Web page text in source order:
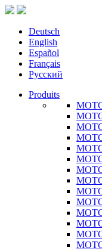
Deutsch
English
Español
Français
Русский
Produits